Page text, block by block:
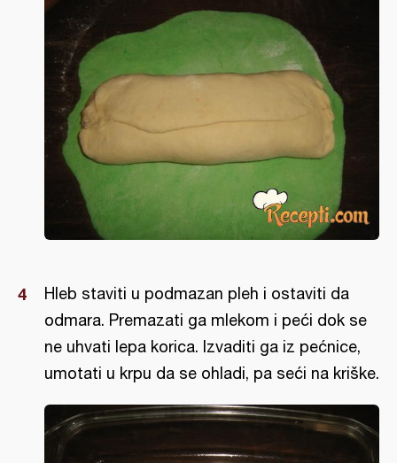
Hleb staviti u podmazan pleh i ostaviti da
odmara. Premazati ga mlekom i peći dok se
ne uhvati lepa korica. Izvaditi ga iz pećnice,
umotati u krpu da se ohladi, pa seći na kriške.